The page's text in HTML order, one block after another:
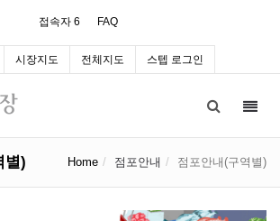
접속자 6 FAQ
시장지도 전체지도 스텝 로그인
별) Home 점포안내 점포안내(구역별)